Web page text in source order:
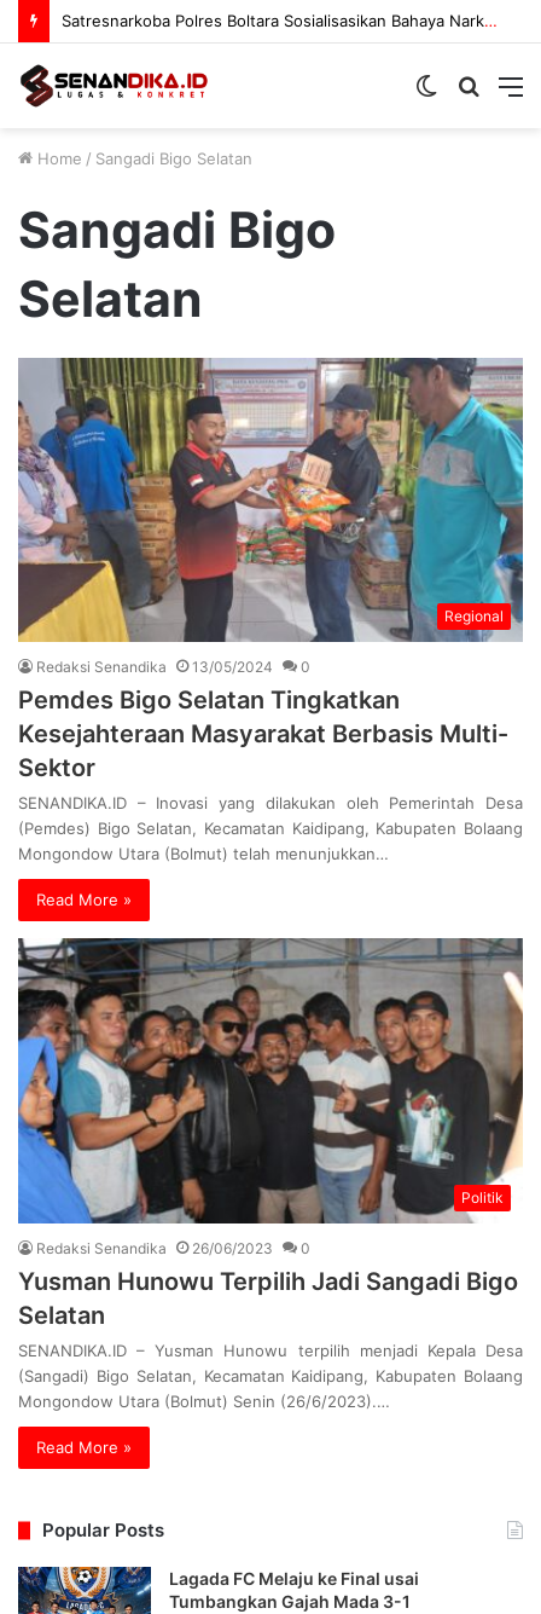
Satresnarkoba Polres Boltara Sosialisasikan Bahaya Narkoba
Search
Switch
Home / Sangadi Bigo Selatan
Sangadi Bigo
Selatan
Regional
Redaksi Senandika 13/05/2024 0
Pemdes Bigo Selatan Tingkatkan
Kesejahteraan Masyarakat Berbasis Multi-
Sektor
SENANDIKA.ID – Inovasi yang dilakukan oleh Pemerintah Desa
(Pemdes) Bigo Selatan, Kecamatan Kaidipang, Kabupaten Bolaang
Mongondow Utara (Bolmut) telah menunjukkan…
Read More »
Politik
Redaksi Senandika 26/06/2023 0
Yusman Hunowu Terpilih Jadi Sangadi Bigo
Selatan
SENANDIKA.ID – Yusman Hunowu terpilih menjadi Kepala Desa
(Sangadi) Bigo Selatan, Kecamatan Kaidipang, Kabupaten Bolaang
Mongondow Utara (Bolmut) Senin (26/6/2023).…
Read More »
Popular Posts
Lagada FC Melaju ke Final usai
Tumbangkan Gajah Mada 3-1